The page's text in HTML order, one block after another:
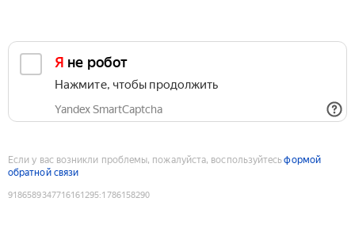
Я не робот
Нажмите, чтобы продолжить
Yandex SmartCaptcha
Если у вас возникли проблемы, пожалуйста, воспользуйтесьформой
обратной связи
9186589347716161295:1786158290